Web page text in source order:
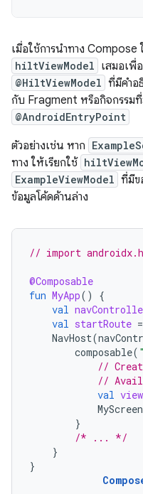
เมื่อใช้การนำทาง
hiltViewModel เสมอเพื่
@HiltViewModel ที่มีคำอ
กับ Fragment หรือกิจกรรม
@AndroidEntryPoint
ตัวอย่างเช่น หาก
ทาง ให้เรียกใช้
ExampleViewModel ที่มีข
ข้อมูลโค้ดด้านล่าง
// import
@Composable
fun MyApp()
{
val
val startRoute =
NavHost(
composable(
//
//
val
MyScreen
}
/* ... */
}
}